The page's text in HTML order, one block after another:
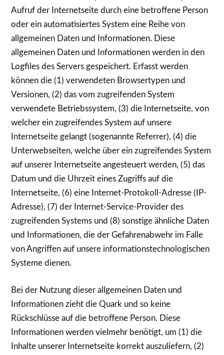
Aufruf der Internetseite durch eine betroffene Person
oder ein automatisiertes System eine Reihe von
allgemeinen Daten und Informationen. Diese
allgemeinen Daten und Informationen werden in den
Logfiles des Servers gespeichert. Erfasst werden
können die (1) verwendeten Browsertypen und
Versionen, (2) das vom zugreifenden System
verwendete Betriebssystem, (3) die Internetseite, von
welcher ein zugreifendes System auf unsere
Internetseite gelangt (sogenannte Referrer), (4) die
Unterwebseiten, welche über ein zugreifendes System
auf unserer Internetseite angesteuert werden, (5) das
Datum und die Uhrzeit eines Zugriffs auf die
Internetseite, (6) eine Internet-Protokoll-Adresse (IP-
Adresse), (7) der Internet-Service-Provider des
zugreifenden Systems und (8) sonstige ähnliche Daten
und Informationen, die der Gefahrenabwehr im Falle
von Angriffen auf unsere informationstechnologischen
Systeme dienen.
Bei der Nutzung dieser allgemeinen Daten und
Informationen zieht die Quark und so keine
Rückschlüsse auf die betroffene Person. Diese
Informationen werden vielmehr benötigt, um (1) die
Inhalte unserer Internetseite korrekt auszuliefern, (2)